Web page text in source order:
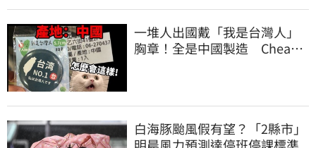
一堆人出國戴「我是台灣人」
胸章！全是中國製造 Cheap
白海豚颱風假有望？「2縣市」
明晨風力預測達停班停課標準